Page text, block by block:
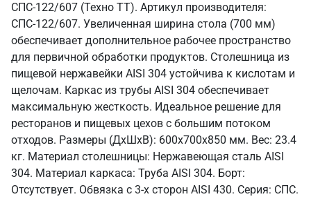
СПС-122/607 (Техно ТТ). Артикул производителя:
СПС-122/607. Увеличенная ширина стола (700 мм)
обеспечивает дополнительное рабочее пространство
для первичной обработки продуктов. Столешница из
пищевой нержавейки AISI 304 устойчива к кислотам и
щелочам. Каркас из трубы AISI 304 обеспечивает
максимальную жесткость. Идеальное решение для
ресторанов и пищевых цехов с большим потоком
отходов. Размеры (ДхШхВ): 600x700x850 мм. Вес: 23.4
кг. Материал столешницы: Нержавеющая сталь AISI
304. Материал каркаса: Труба AISI 304. Борт:
Отсутствует. Обвязка с 3-х сторон AISI 430. Серия: СПС.